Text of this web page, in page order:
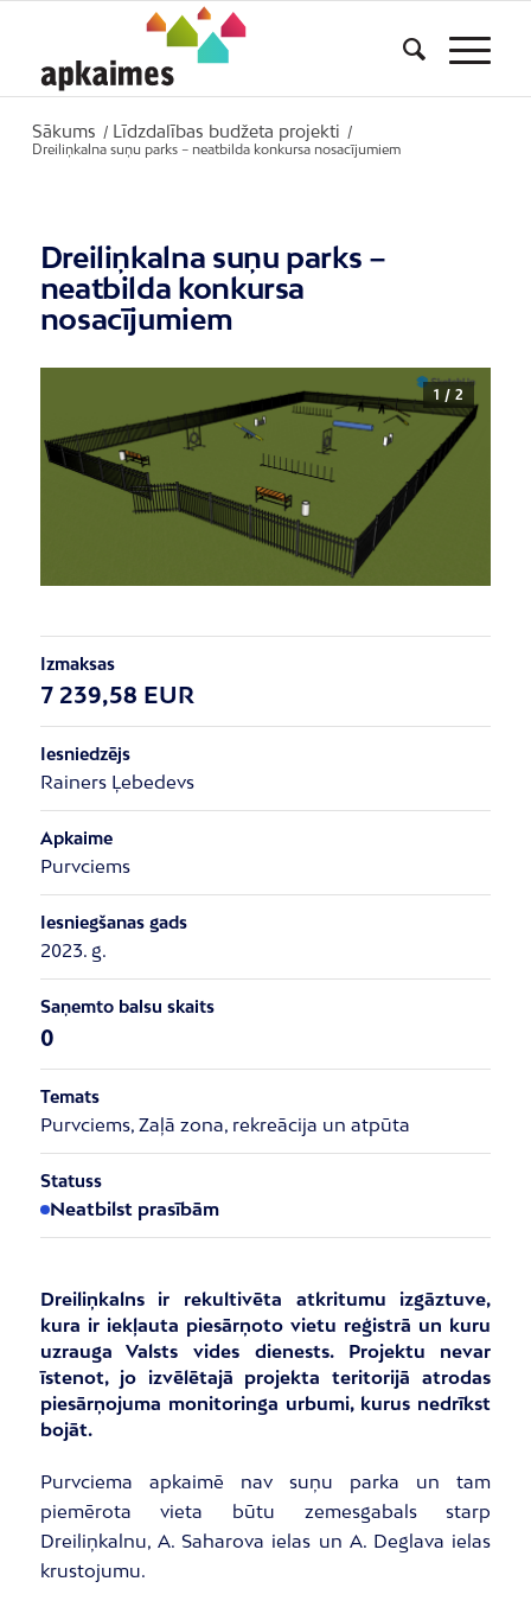
Sākums / Līdzdalības budžeta projekti
/
Dreiliņkalna suņu parks – neatbilda konkursa nosacījumiem
Dreiliņkalna suņu parks –
neatbilda konkursa
nosacījumiem
1 / 2
Izmaksas
7 239,58 EUR
Iesniedzējs
Rainers Ļebedevs
Apkaime
Purvciems
Iesniegšanas gads
2023. g.
Saņemto balsu skaits
0
Temats
Purvciems, Zaļā zona, rekreācija un atpūta
Statuss
Neatbilst prasībām
Dreiliņkalns ir rekultivēta atkritumu izgāztuve,
kura ir iekļauta piesārņoto vietu reģistrā un kuru
uzrauga Valsts vides dienests. Projektu nevar
īstenot, jo izvēlētajā projekta teritorijā atrodas
piesārņojuma monitoringa urbumi, kurus nedrīkst
bojāt.
Purvciema apkaimē nav suņu parka un tam
piemērota vieta būtu zemesgabals starp
Dreiliņkalnu, A. Saharova ielas un A. Deglava ielas
krustojumu.